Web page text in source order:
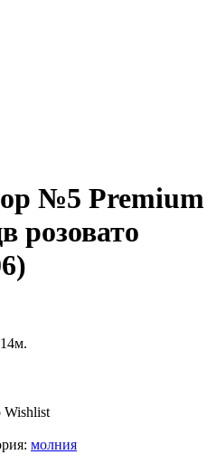
№5 Premium
розовато
молния